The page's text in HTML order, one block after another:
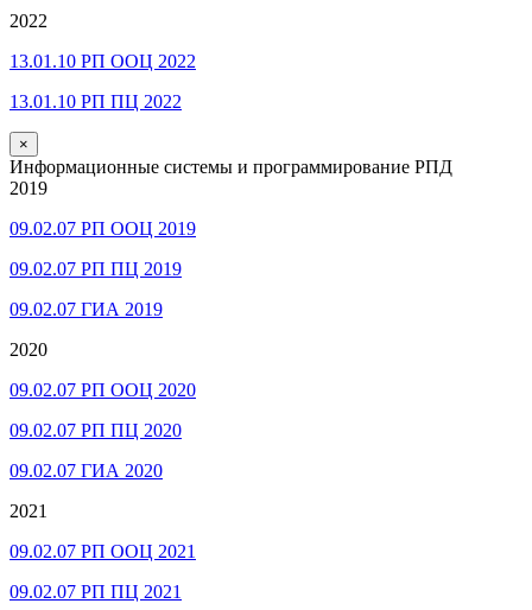
2022
13.01.10 РП ООЦ 2022
13.01.10 РП ПЦ 2022
×
Информационные системы и программирование РПД
2019
09.02.07 РП ООЦ 2019
09.02.07 РП ПЦ 2019
09.02.07 ГИА 2019
2020
09.02.07 РП ООЦ 2020
09.02.07 РП ПЦ 2020
09.02.07 ГИА 2020
2021
09.02.07 РП ООЦ 2021
09.02.07 РП ПЦ 2021